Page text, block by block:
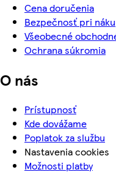
Cena doručenia
Bezpečnosť pri
Všeobecné
Ochrana súkromia
O nás
Prístupnosť
Kde dovážame
Poplatok za službu
Nastavenia cookies
Možnosti platby